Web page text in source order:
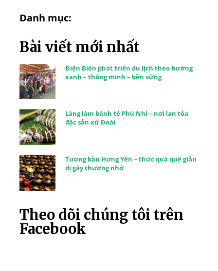
Danh mục:
Bài viết mới nhất
Điện Biên phát triển du lịch theo hướng
xanh – thông minh – bền vững
Làng làm bánh tẻ Phú Nhi – nơi lan tỏa
đặc sản xứ Đoài
Tương bần Hưng Yên – thức quà quê giản
dị gây thương nhớ
Theo dõi chúng tôi trên
Facebook